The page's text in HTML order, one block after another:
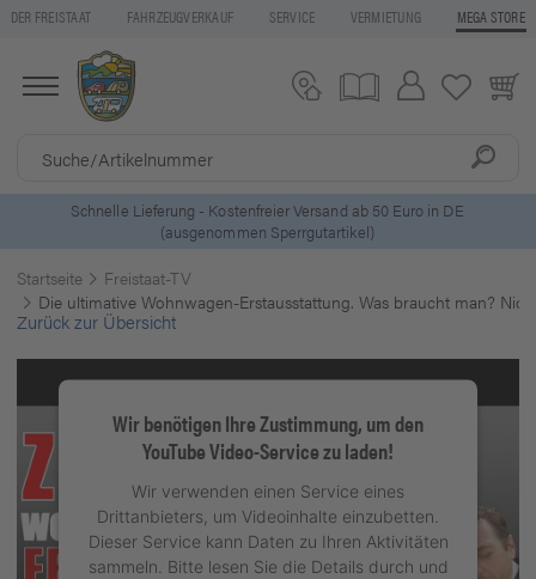
DER FREISTAAT FAHRZEUGVERKAUF SERVICE VERMIETUNG MEGA STORE
Schnelle Lieferung - Kostenfreier Versand ab 50 Euro in DE
(ausgenommen Sperrgutartikel)
Startseite
Freistaat-TV
Die ultimative Wohnwagen-Erstausstattung. Was braucht man?
Zurück zur Übersicht
Wir benötigen Ihre Zustimmung, um den
YouTube Video-Service zu laden!
Wir verwenden einen Service eines
Drittanbieters, um Videoinhalte einzubetten.
Dieser Service kann Daten zu Ihren Aktivitäten
sammeln. Bitte lesen Sie die Details durch und